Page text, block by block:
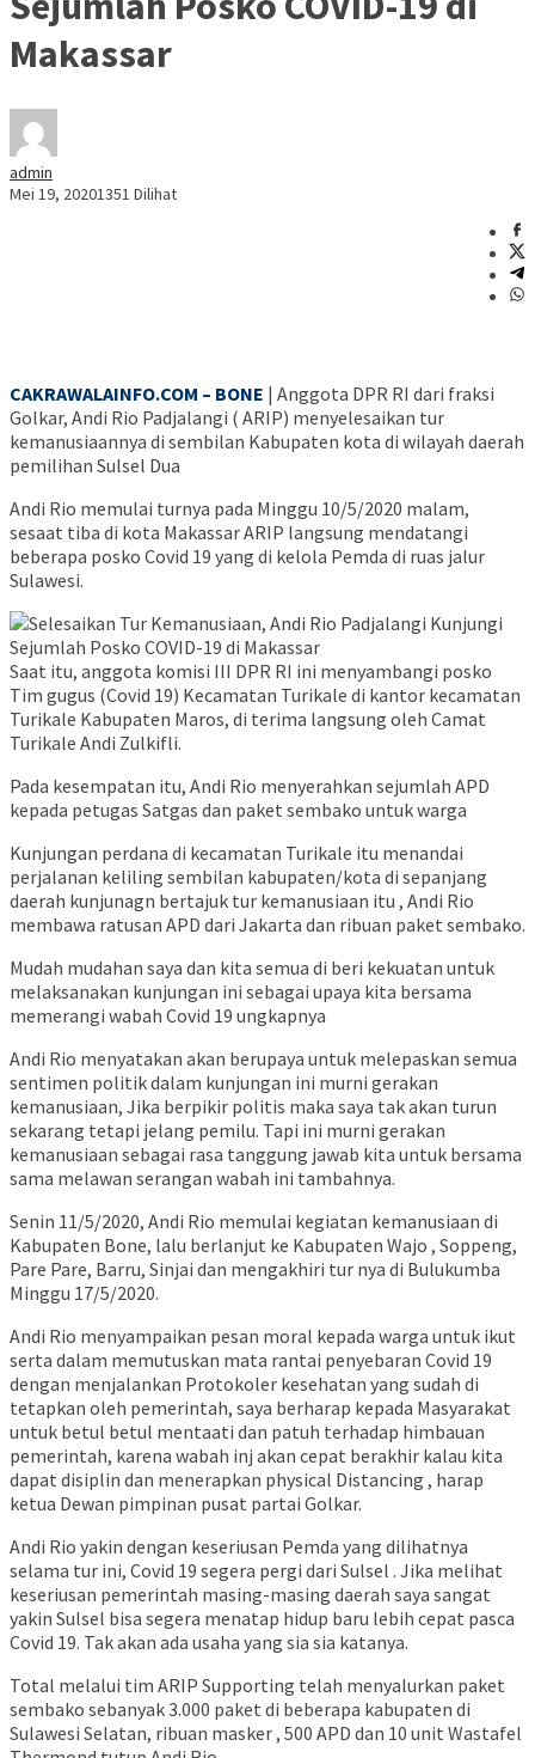
Makassar
admin
Mei 19, 20201351 Dilihat
CAKRAWALAINFO.COM – BONE | Anggota DPR RI dari fraksi
Golkar, Andi Rio Padjalangi ( ARIP) menyelesaikan tur
kemanusiaannya di sembilan Kabupaten kota di wilayah daerah
pemilihan Sulsel Dua
Andi Rio memulai turnya pada Minggu 10/5/2020 malam,
sesaat tiba di kota Makassar ARIP langsung mendatangi
beberapa posko Covid 19 yang di kelola Pemda di ruas jalur
Sulawesi.
Saat itu, anggota komisi III DPR RI ini menyambangi posko
Tim gugus (Covid 19) Kecamatan Turikale di kantor kecamatan
Turikale Kabupaten Maros, di terima langsung oleh Camat
Turikale Andi Zulkifli.
Pada kesempatan itu, Andi Rio menyerahkan sejumlah APD
kepada petugas Satgas dan paket sembako untuk warga
Kunjungan perdana di kecamatan Turikale itu menandai
perjalanan keliling sembilan kabupaten/kota di sepanjang
daerah kunjunagn bertajuk tur kemanusiaan itu , Andi Rio
membawa ratusan APD dari Jakarta dan ribuan paket sembako.
Mudah mudahan saya dan kita semua di beri kekuatan untuk
melaksanakan kunjungan ini sebagai upaya kita bersama
memerangi wabah Covid 19 ungkapnya
Andi Rio menyatakan akan berupaya untuk melepaskan semua
sentimen politik dalam kunjungan ini murni gerakan
kemanusiaan, Jika berpikir politis maka saya tak akan turun
sekarang tetapi jelang pemilu. Tapi ini murni gerakan
kemanusiaan sebagai rasa tanggung jawab kita untuk bersama
sama melawan serangan wabah ini tambahnya.
Senin 11/5/2020, Andi Rio memulai kegiatan kemanusiaan di
Kabupaten Bone, lalu berlanjut ke Kabupaten Wajo , Soppeng,
Pare Pare, Barru, Sinjai dan mengakhiri tur nya di Bulukumba
Minggu 17/5/2020.
Andi Rio menyampaikan pesan moral kepada warga untuk ikut
serta dalam memutuskan mata rantai penyebaran Covid 19
dengan menjalankan Protokoler kesehatan yang sudah di
tetapkan oleh pemerintah, saya berharap kepada Masyarakat
untuk betul betul mentaati dan patuh terhadap himbauan
pemerintah, karena wabah inj akan cepat berakhir kalau kita
dapat disiplin dan menerapkan physical Distancing , harap
ketua Dewan pimpinan pusat partai Golkar.
Andi Rio yakin dengan keseriusan Pemda yang dilihatnya
selama tur ini, Covid 19 segera pergi dari Sulsel . Jika melihat
keseriusan pemerintah masing-masing daerah saya sangat
yakin Sulsel bisa segera menatap hidup baru lebih cepat pasca
Covid 19. Tak akan ada usaha yang sia sia katanya.
Total melalui tim ARIP Supporting telah menyalurkan paket
sembako sebanyak 3.000 paket di beberapa kabupaten di
Sulawesi Selatan, ribuan masker , 500 APD dan 10 unit Wastafel